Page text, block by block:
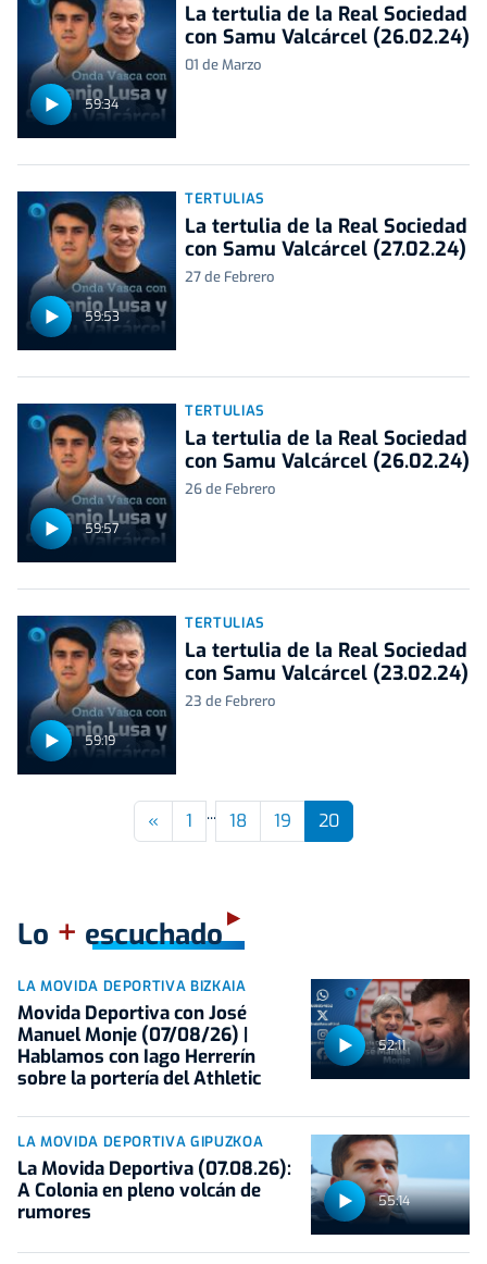
59:34
La tertulia de la Real Sociedad
con Samu Valcárcel (26.02.24)
01 de Marzo
59:53
TERTULIAS
La tertulia de la Real Sociedad
con Samu Valcárcel (27.02.24)
27 de Febrero
59:57
TERTULIAS
La tertulia de la Real Sociedad
con Samu Valcárcel (26.02.24)
26 de Febrero
59:19
TERTULIAS
La tertulia de la Real Sociedad
con Samu Valcárcel (23.02.24)
23 de Febrero
« Previous
1 ... 18 19 20
Lo + escuchado
52:11
LA MOVIDA DEPORTIVA BIZKAIA
Movida Deportiva con José
Manuel Monje (07/08/26) |
Hablamos con Iago Herrerín
sobre la portería del Athletic
55:14
LA MOVIDA DEPORTIVA GIPUZKOA
La Movida Deportiva (07.08.26):
A Colonia en pleno volcán de
rumores